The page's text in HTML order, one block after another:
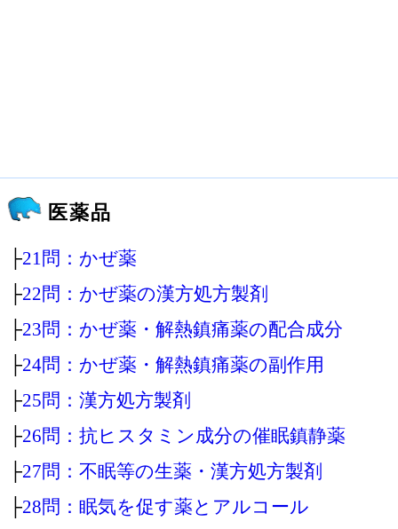
医薬品
├21問：かぜ薬
├22問：かぜ薬の漢方処方製剤
├23問：かぜ薬・解熱鎮痛薬の配合成分
├24問：かぜ薬・解熱鎮痛薬の副作用
├25問：漢方処方製剤
├26問：抗ヒスタミン成分の催眠鎮静薬
├27問：不眠等の生薬・漢方処方製剤
├28問：眠気を促す薬とアルコール